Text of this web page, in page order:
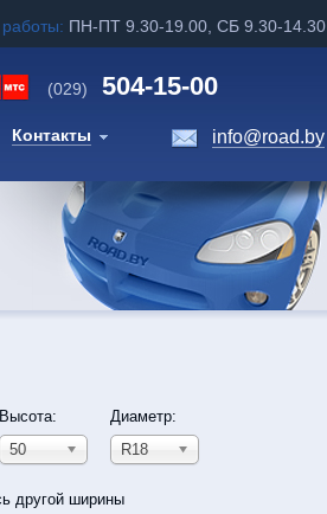
ПН-ПТ 9.30-19.00, СБ 9.30-14.30
(029) 504-15-00
Контакты info@road.by
Высота:
50
Диаметр:
R18
другой ширины